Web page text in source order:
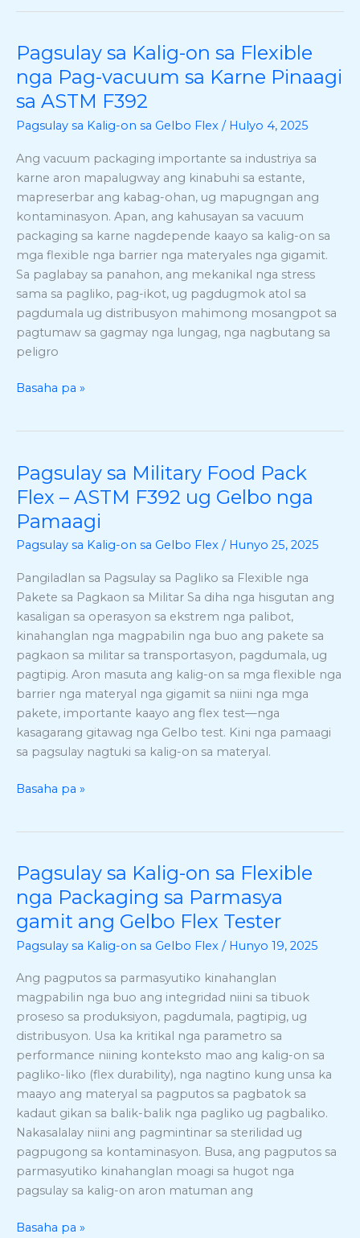
Pagsulay sa Kalig-on sa Flexible
nga Pag-vacuum sa Karne Pinaagi
sa ASTM F392
Pagsulay sa Kalig-on sa Gelbo Flex / Hulyo 4, 2025
Ang vacuum packaging importante sa industriya sa
karne aron mapalugway ang kinabuhi sa estante,
mapreserbar ang kabag-ohan, ug mapugngan ang
kontaminasyon. Apan, ang kahusayan sa vacuum
packaging sa karne nagdepende kaayo sa kalig-on sa
mga flexible nga barrier nga materyales nga gigamit.
Sa paglabay sa panahon, ang mekanikal nga stress
sama sa pagliko, pag-ikot, ug pagdugmok atol sa
pagdumala ug distribusyon mahimong mosangpot sa
pagtumaw sa gagmay nga lungag, nga nagbutang sa
peligro
Pagsulay
Kalig-
on
sa
nga
Pag-
vacuum
sa
Karne
Pinaagi
sa
ASTM
F392
Basaha pa »
Pagsulay sa Military Food Pack
Flex – ASTM F392 ug Gelbo nga
Pamaagi
Pagsulay sa Kalig-on sa Gelbo Flex / Hunyo 25, 2025
Pangiladlan sa Pagsulay sa Pagliko sa Flexible nga
Pakete sa Pagkaon sa Militar Sa diha nga hisgutan ang
kasaligan sa operasyon sa ekstrem nga palibot,
kinahanglan nga magpabilin nga buo ang pakete sa
pagkaon sa militar sa transportasyon, pagdumala, ug
pagtipig. Aron masuta ang kalig-on sa mga flexible nga
barrier nga materyal nga gigamit sa niini nga mga
pakete, importante kaayo ang flex test—nga
kasagarang gitawag nga Gelbo test. Kini nga pamaagi
sa pagsulay nagtuki sa kalig-on sa materyal.
Pagsulay
sa
Military
Food
Pack
–
ASTM
F392
ug
Gelbo
nga
Pamaagi
Basaha pa »
Pagsulay sa Kalig-on sa Flexible
nga Packaging sa Parmasya
gamit ang Gelbo Flex Tester
Pagsulay sa Kalig-on sa Gelbo Flex / Hunyo 19, 2025
Ang pagputos sa parmasyutiko kinahanglan
magpabilin nga buo ang integridad niini sa tibuok
proseso sa produksiyon, pagdumala, pagtipig, ug
distribusyon. Usa ka kritikal nga parametro sa
performance niining konteksto mao ang kalig-on sa
pagliko-liko (flex durability), nga nagtino kung unsa ka
maayo ang materyal sa pagputos sa pagbatok sa
kadaut gikan sa balik-balik nga pagliko ug pagbaliko.
Nakasalalay niini ang pagmintinar sa sterilidad ug
pagpugong sa kontaminasyon. Busa, ang pagputos sa
parmasyutiko kinahanglan moagi sa hugot nga
pagsulay sa kalig-on aron matuman ang
Pagsulay
Kalig-
on
sa
nga
Packaging
sa
Parmasya
gamit
ang
Gelbo
Flex
Tester
Basaha pa »